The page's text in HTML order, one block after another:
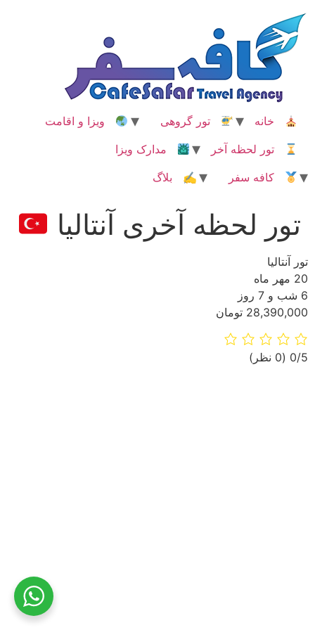
محتوا
خانه تور گروهی
ویزا و اقامت
تور لحظه آخر
مدارک ویزا
کافه سفر
✍ بلاگ
تور لحظه آخری آنتالیا
تور آنتالیا
20 مهر ماه
6 شب و 7 روز
28,390,000 تومان
‫0/5 ‫(0 نظر)